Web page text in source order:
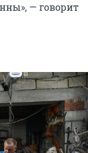
— говорит